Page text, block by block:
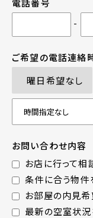
-
ご希望の電話連絡
曜日希望なし
お問い合わせ内容
お店に行って相
条件に合う物件
お部屋の内見希
最新の空室状況